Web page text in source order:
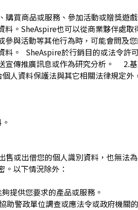
買商品或服務、參加活動或贈獎遊
料。SheAspire也可以從商業夥伴處
與活動等其他行為時，可能會問及
料。 SheAspire於行銷目的或法令許
宣傳推廣訊息或作為研究分析。 2.
人資料保護法與其它相關法律規定
或出借您的個人識別資料，也無法
。以下情況除外：
提供您要求的產品或服務。
助警政單位調查或應法令或政府機關